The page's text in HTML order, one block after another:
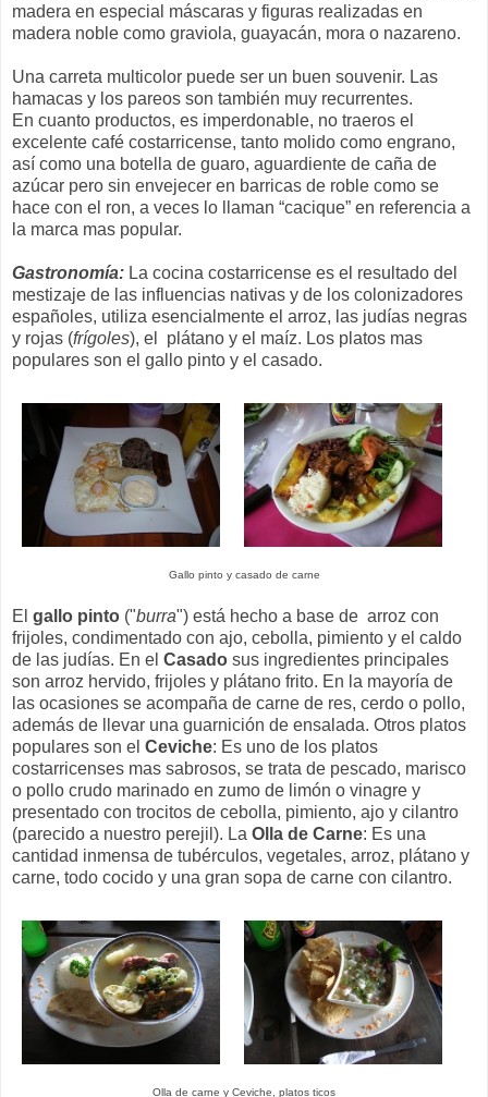
madera en especial máscaras y figuras realizadas en
madera noble como graviola, guayacán, mora o nazareno.
Una carreta multicolor puede ser un buen souvenir. Las
hamacas y los pareos son también muy recurrentes.
En cuanto productos, es imperdonable, no traeros el
excelente café costarricense, tanto molido como engrano,
así como una botella de guaro, aguardiente de caña de
azúcar pero sin envejecer en barricas de roble como se
hace con el ron, a veces lo llaman “cacique” en referencia a
la marca mas popular.
Gastronomía: La cocina costarricense es el resultado del
mestizaje de las influencias nativas y de los colonizadores
españoles, utiliza esencialmente el arroz, las judías negras
y rojas (frígoles), el plátano y el maíz. Los platos mas
populares son el gallo pinto y el casado.
Gallo pinto y casado de carne
El gallo pinto ("burra") está hecho a base de arroz con
frijoles, condimentado con ajo, cebolla, pimiento y el caldo
de las judías. En el Casado sus ingredientes principales
son arroz hervido, frijoles y plátano frito. En la mayoría de
las ocasiones se acompaña de carne de res, cerdo o pollo,
además de llevar una guarnición de ensalada. Otros platos
populares son el Ceviche: Es uno de los platos
costarricenses mas sabrosos, se trata de pescado, marisco
o pollo crudo marinado en zumo de limón o vinagre y
presentado con trocitos de cebolla, pimiento, ajo y cilantro
(parecido a nuestro perejil). La Olla de Carne: Es una
cantidad inmensa de tubérculos, vegetales, arroz, plátano y
carne, todo cocido y una gran sopa de carne con cilantro.
Olla de carne y Ceviche, platos ticos